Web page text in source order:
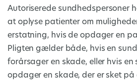
Autoriserede sundhedspersoner
at oplyse patienter om
erstatning, hvis de opdager en
Pligten gælder både, hvis en
forårsager en skade, eller hvis en
opdager en skade, der er sket på